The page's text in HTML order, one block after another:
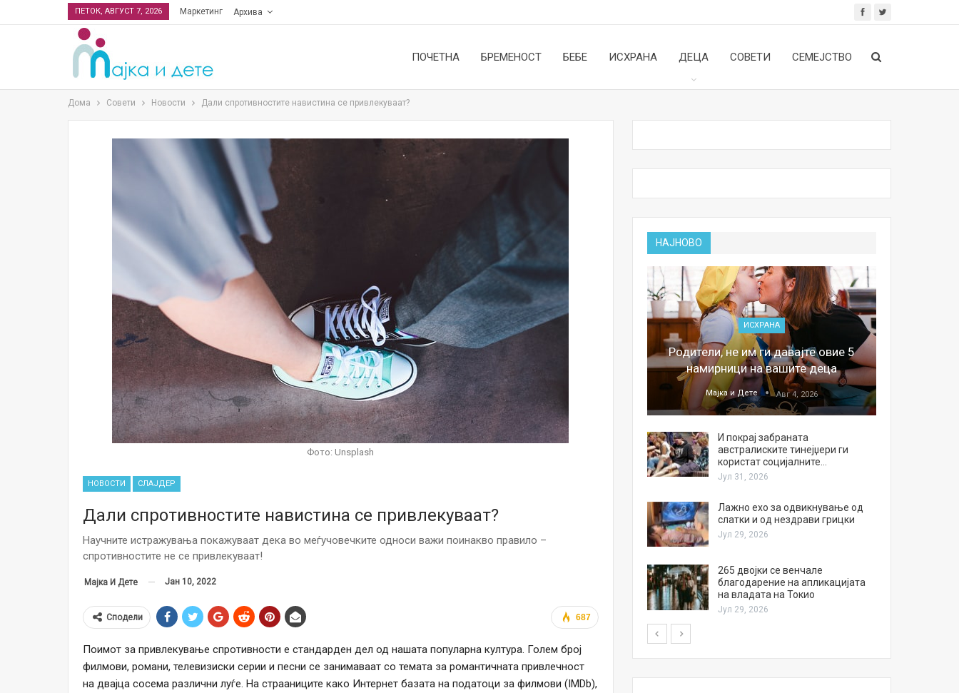
ПЕТОК, АВГУСТ 7, 2026 Маркетинг Архива
ПОЧЕТНА БРЕМЕНОСТ БЕБЕ ИСХРАНА ДЕЦА СОВЕТИ СЕМЕЈСТВО
Дома Совети Новости Дали спротивностите навистина се привлекуваат?
Фото: Unsplash
НОВОСТИ СЛАЈДЕР
Дали спротивностите навистина се привлекуваат?
Научните истражувања покажуваат дека во меѓучовечките односи важи поинакво правило –
спротивностите не се привлекуваат!
Мајка И Дете Јан 10, 2022
687
Сподели
Поимот за привлекување спротивности е стандарден дел од нашата популарна култура. Голем број
филмови, романи, телевизиски серии и песни се занимаваат со темата за романтичната привлечност
на двајца сосема различни луѓе. На страаниците како Интернет базата на податоци за филмови (IMDb),
НАЈНОВО
НОВОСТИ
Малолетниците ќе бидат офлајн до
15-тата година: Франција воведе
забрана за…
Мајка и Дете
Нов тест од крвта би можел да го
Австралијка роди четири
идентични ќерки: Чудо што се
Јул 21, 2026
ИСХРАНА
Родители, не им ги давајте овие 5
намирници на вашите деца
Мајка и Дете Авг 4, 2026
И покрај забраната
австралиските тинејџери ги
користат социјалните…
Јул 31, 2026
Лажно ехо за одвикнување од
слатки и од нездрави грицки
Јул 29, 2026
265 двојки се венчале
благодарение на апликацијата
на владата на Токио
Јул 29, 2026